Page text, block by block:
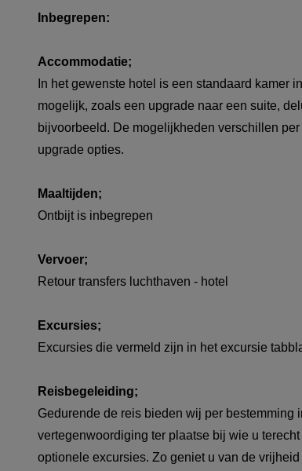
Inbegrepen:
Accommodatie;
In het gewenste hotel is een standaard kamer
mogelijk, zoals een upgrade naar een suite,
bijvoorbeeld. De mogelijkheden verschillen
upgrade opties.
Maaltijden;
Ontbijt is inbegrepen
Vervoer;
Retour transfers luchthaven - hotel
Excursies;
Excursies die vermeld zijn in het excursie
Reisbegeleiding;
Gedurende de reis bieden wij per bestemming
vertegenwoordiging ter plaatse bij wie u
optionele excursies. Zo geniet u van de